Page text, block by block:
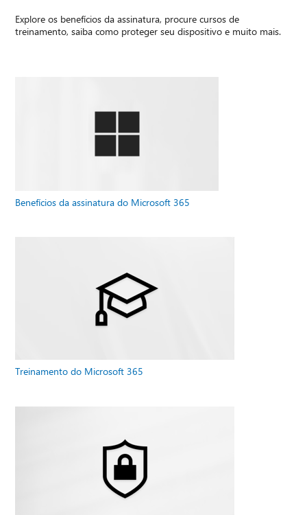
Explore os benefícios da assinatura, procure cursos de
treinamento, saiba como proteger seu dispositivo e muito mais.
Benefícios da assinatura do Microsoft 365
Treinamento do Microsoft 365